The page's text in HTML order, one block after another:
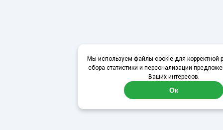
Мы используем файлы cookie для корректной
сбора статистики и персонализации
Ваших интересов.
Ок